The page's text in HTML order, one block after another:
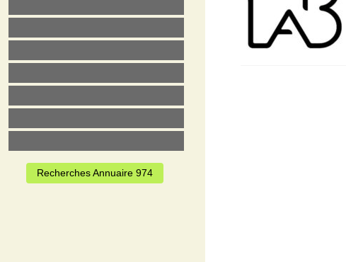
Recherches Annuaire 974